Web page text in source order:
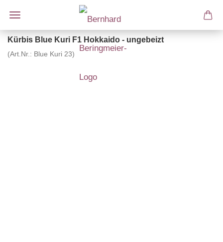
Kürbis Blue Kuri F1 Hokkaido - ungebeizt
(Art.Nr.: Blue Kuri 23)